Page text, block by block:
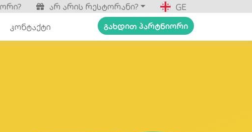
არ არის რესტორანი?
GE
კონტაქტი გახდით პარტნიორი